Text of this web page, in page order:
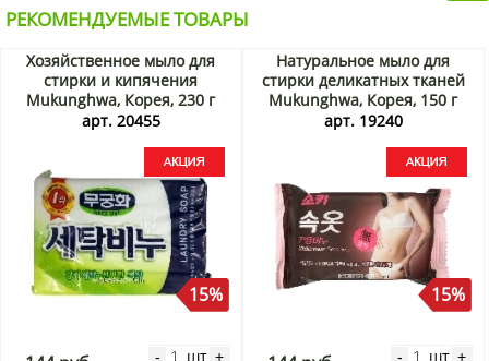
РЕКОМЕНДУЕМЫЕ ТОВАРЫ
Хозяйственное мыло для
стирки и кипячения
Mukunghwa, Корея, 230 г
Акция
арт. 20455
15%
- шт +
Натуральное мыло для
стирки деликатных тканей
Mukunghwa, Корея, 150 г
Акция
арт. 19240
15%
- шт +